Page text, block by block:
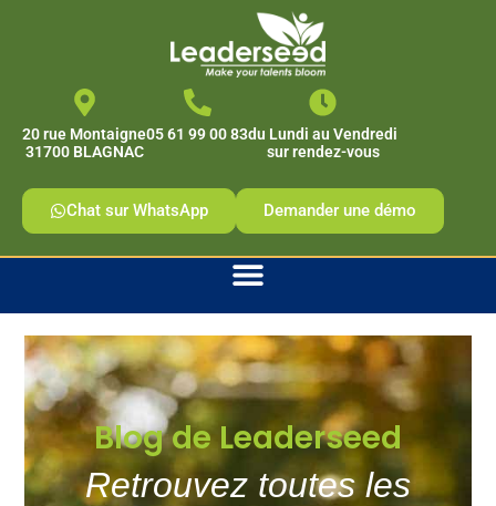
20 rue Montaigne
31700 BLAGNAC
05 61 99 00 83du Lundi au Vendredi
sur rendez-vous
Chat sur WhatsApp Demander une démo
Blog de Leaderseed
Retrouvez toutes les